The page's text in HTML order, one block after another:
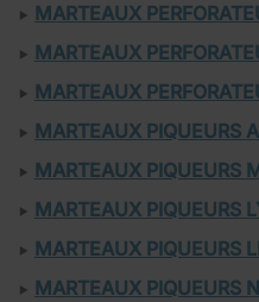
MARTEAUX
MARTEAUX
MARTEAUX
MARTEAUX PIQUEURS
MARTEAUX PIQUEURS
MARTEAUX PIQUEURS
MARTEAUX PIQUEURS
MARTEAUX PIQUEURS